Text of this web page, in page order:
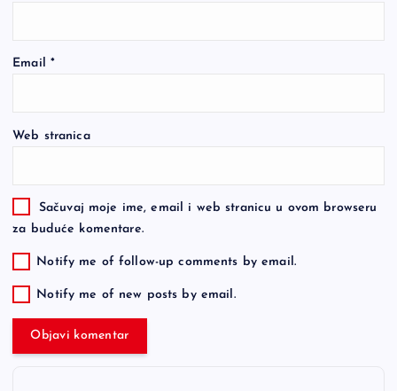
Email *
Web stranica
Sačuvaj moje ime, email i web stranicu u ovom browseru
za buduće komentare.
Notify me of follow-up comments by email.
Notify me of new posts by email.